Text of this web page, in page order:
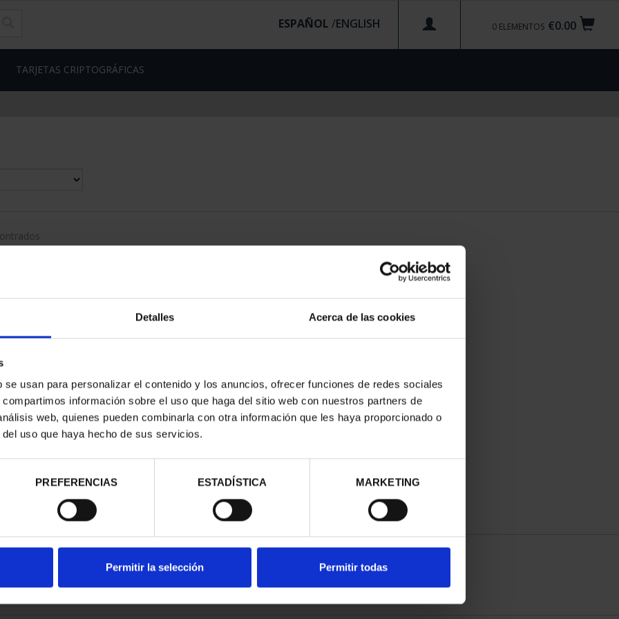
Detalles Acerca de las cookies
usan para personalizar el contenido y los anuncios, ofrecer funciones de redes sociales
información sobre el uso que haga del sitio web con nuestros partners de
web, quienes pueden combinarla con otra información que les haya proporcionado o
uso que haya hecho de sus servicios.
PREFERENCIAS ESTADÍSTICA MARKETING
Permitir la selección Permitir todas
€0.00
0 ELEMENTOS
ESPAÑOL /
TARJETAS CRIPTOGRÁFICAS
III -
DE CO...